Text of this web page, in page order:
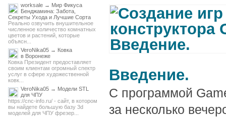
Введение.
С программой
за несколько
worksale → Мир Фикуса
Бенджамина: Забота,
Секреты Ухода и Лучшие Сорта
Реально озвучить внушительное
численное количество комнатных
цветов и растений, которые
объясн...
VeroNika05 → Ковка
в Воронеже
Ковка Президент предоставляет
своим клиентам огромный спектр
услуг в сфере художественной
ковк...
VeroNika05 → Модели STL
для ЧПУ
https://cnc-info.ru/ - сайт, в котором
вы найдете большую базу 3d
моделей для ЧПУ фрезер...